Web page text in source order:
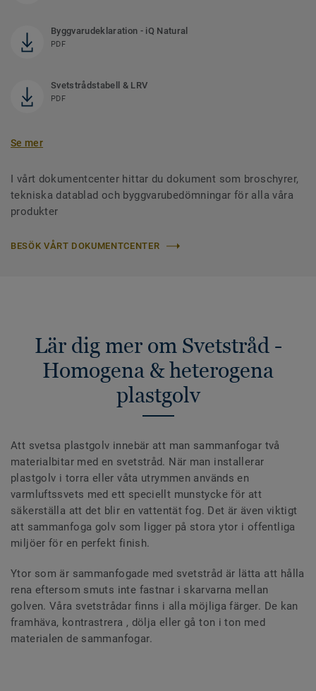
Byggvarudeklaration - iQ Natural
PDF
Svetstrådstabell & LRV
PDF
Se mer
I vårt dokumentcenter hittar du dokument som broschyrer,
tekniska datablad och byggvarubedömningar för alla våra
produkter
BESÖK VÅRT DOKUMENTCENTER
Lär dig mer om Svetstråd -
Homogena & heterogena
plastgolv
Att svetsa plastgolv innebär att man sammanfogar två
materialbitar med en svetstråd. När man installerar
plastgolv i torra eller våta utrymmen används en
varmluftssvets med ett speciellt munstycke för att
säkerställa att det blir en vattentät fog. Det är även viktigt
att sammanfoga golv som ligger på stora ytor i offentliga
miljöer för en perfekt finish.
Ytor som är sammanfogade med svetstråd är lätta att hålla
rena eftersom smuts inte fastnar i skarvarna mellan
golven. Våra svetstrådar finns i alla möjliga färger. De kan
framhäva, kontrastrera , dölja eller gå ton i ton med
materialen de sammanfogar.